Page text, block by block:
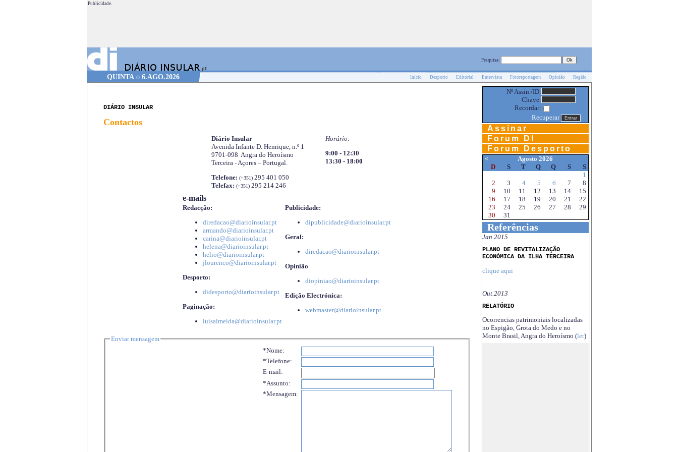
Publicidade.
Pesquisa:
QUINTA o 6.AGO.2026 Início Desporto Editorial Entrevista Fotoreportagem Opinião Região
DIÁRIO INSULAR
Contactos
Diário Insular
Avenida Infante D. Henrique, n.º 1
9701-098 Angra do Heroísmo
Terceira - Açores – Portugal.
Telefone: (+351)295 401 050
Telefax: (+351)295 214 246
Horário:
9:00 - 12:30
13:30 - 18:00
e-mails
Redacção:
diredacao@diarioinsular.pt
armando@diarioinsular.pt
carina@diarioinsular.pt
helena@diarioinsular.pt
helio@diarioinsular.pt
jlourenco@diarioinsular.pt
Desporto:
didesporto@diarioinsular.pt
Paginação:
luisalmeida@diarioinsular.pt
Publicidade:
dipublicidade@diarioinsular.pt
Geral:
diredacao@diarioinsular.pt
Opinião
diopiniao@diarioinsular.pt
Edição Electrónica:
webmaster@diarioinsular.pt
Enviar mensagem
*Nome:
*Telefone:
E-mail:
*Assunto:
*Mensagem:
Nº Assin./ID:
Chave:
Recordar:
Recuperar
Assinar
Forum DI
Forum Desporto
<
Agosto 2026
D
S T Q Q S
S
1
2
3 4 5 6 7
8
9
10 11 12 13 14
15
16
17 18 19 20 21
22
23
24 25 26 27 28
29
30
31
Referências
Jan.2015
PLANO DE REVITALIZAÇÃO
ECONÓMICA DA ILHA TERCEIRA
clique aqui
Out.2013
RELATÓRIO
Ocorrencias patrimoniais localizadas
no Espigão, Grota do Medo e no
Monte Brasil, Angra do Heroísmo (ler)